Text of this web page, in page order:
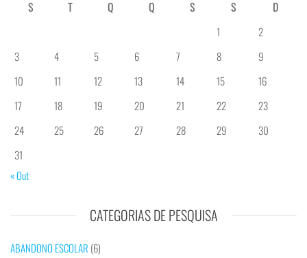
S
T Q Q S S
D
1
2
3
4 5 6 7 8
9
10
11 12 13 14 15
16
17
18 19 20 21 22
23
24
25 26 27 28 29
30
31
« Out
CATEGORIAS DE PESQUISA
ABANDONO ESCOLAR (6)